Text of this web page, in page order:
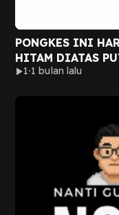
PONGKES INI
HITAM DIATAS
1 1 bulan lalu